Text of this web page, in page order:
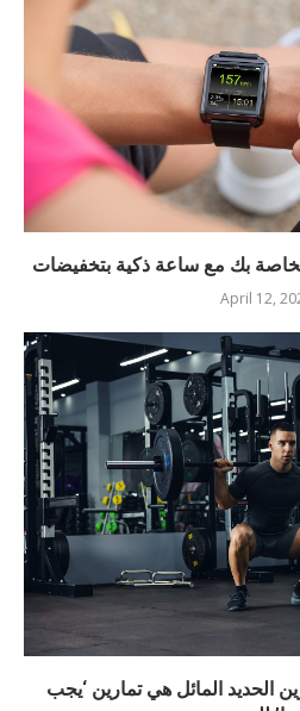
الخاصة بك مع ساعة ذكية بتخفيضات
April 12,
الحديد المائل هي تمارين ‘يجب